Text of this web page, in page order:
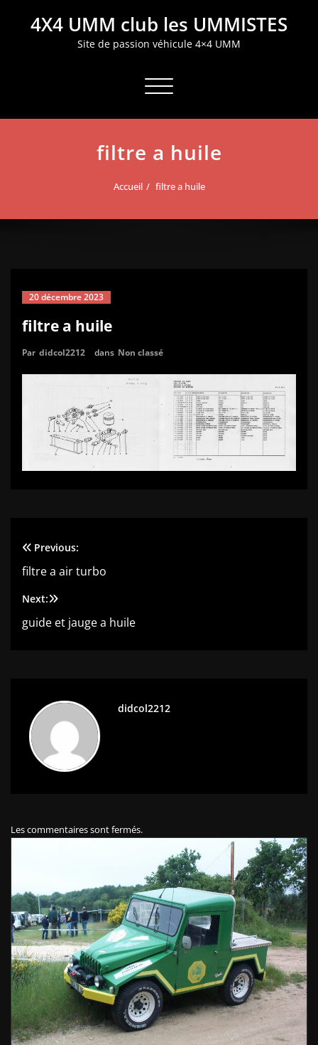
4X4 UMM club les UMMISTES
Site de passion véhicule 4×4 UMM
Afficher/masquer la navigation
filtre a huile
Accueil filtre a huile
20 décembre 2023
filtre a huile
Par didcol2212 dans Non classé
Navigation
de
l’article
Previous:
filtre a air turbo
Next:
guide et jauge a huile
didcol2212
Les commentaires sont fermés.